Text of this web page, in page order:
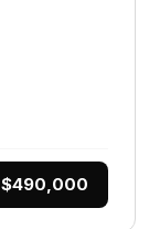
$490,000